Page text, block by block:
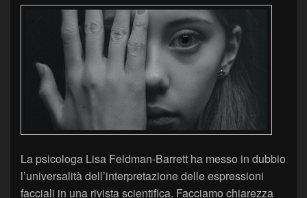
La psicologa Lisa Feldman-Barrett ha messo in dubbio
l’universalità dell’interpretazione delle espressioni
facciali in una rivista scientifica. Facciamo chiarezza